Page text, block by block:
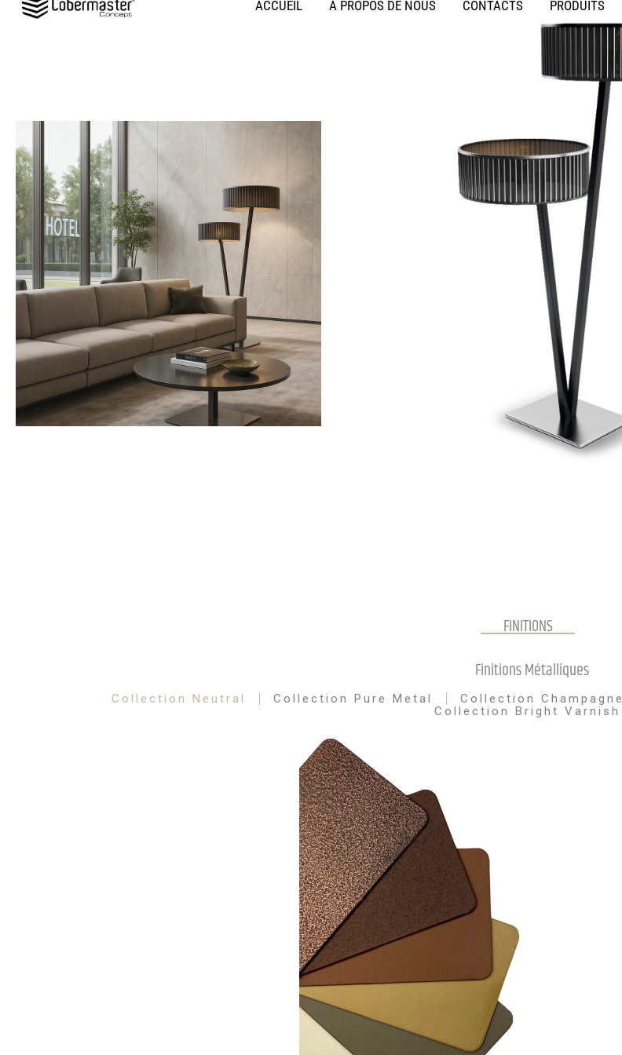
ACCUEIL À PROPOS DE NOUS CONTACTS PRODUITS
FINITIONS
Finitions Métalliques
Collection Neutral Collection Pure Metal Collection Champagne
Collection Bright Varnish